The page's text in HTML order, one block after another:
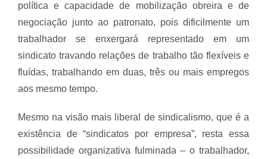
política e capacidade de mobilização obreira e de
negociação junto ao patronato, pois dificilmente um
trabalhador se enxergará representado em um
sindicato travando relações de trabalho tão flexíveis e
fluídas, trabalhando em duas, três ou mais empregos
aos mesmo tempo.
Mesmo na visão mais liberal de sindicalismo, que é a
existência de “sindicatos por empresa”, resta essa
possibilidade organizativa fulminada – o trabalhador,